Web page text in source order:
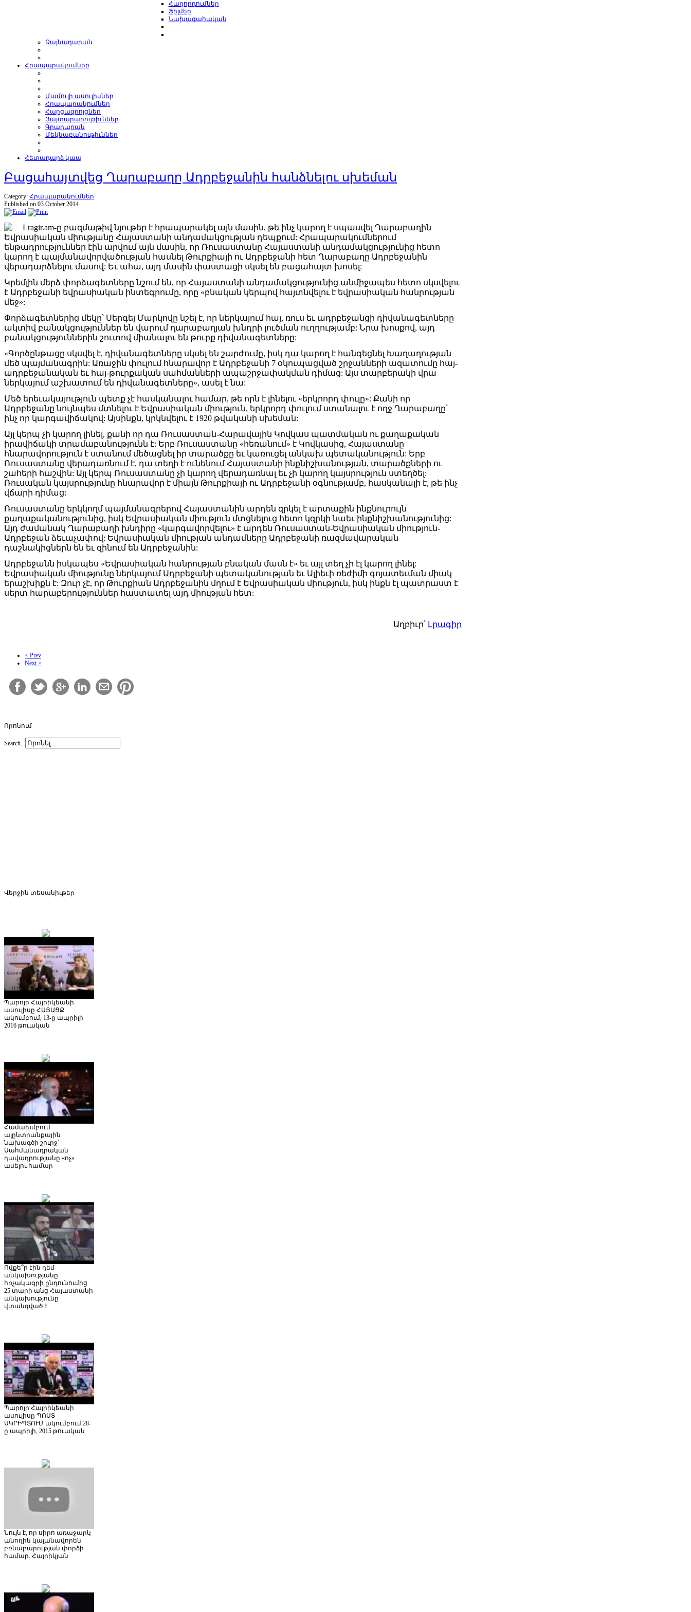
Հաղորդումներ
Ֆիլմեր
Նախագահական
Ձայնադարան
Հրապարակումներ
Մամուլի ասուլիսներ
Հրապարակումներ
Հարցազրոյցներ
Յայտարարութիւններ
Գրադարան
Մեկնաբանութիւններ
Հետադարձ կապ
Բացահայտվեց Ղարաբաղը Ադրբեջանին հանձնելու սխեման
Category: Հրապարակումներ
Published on 03 October 2014
Lragir.am-ը բազմաթիվ նյութեր է հրապարակել այն մասին, թե ինչ կարող է սպասվել Ղարաբաղին
Եվրասիական միությանը Հայաստանի անդամակցության դեպքում: Հրապարակումներում
ենթադրություններ էին արվում այն մասին, որ Ռուսաստանը Հայաստանի անդամակցությունից հետո
կարող է պայմանավորվածության հասնել Թուրքիայի ու Ադրբեջանի հետ Ղարաբաղը Ադրբեջանին
վերադարձնելու մասով: Եւ ահա, այդ մասին փաստացի սկսել են բացահայտ խոսել:
Կրեմլին մերձ փորձագետները նշում են, որ Հայաստանի անդամակցությունից անմիջապես հետո սկսվելու
է Ադրբեջանի եվրասիական ինտեգրումը, որը «բնական կերպով հայտնվելու է եվրասիական հանրության
մեջ»:
Փորձագետներից մեկը՝ Սերգեյ Մարկովը նշել է, որ ներկայում հայ, ռուս եւ ադրբեջանցի դիվանագետները
ակտիվ բանակցություններ են վարում ղարաբաղյան խնդրի լուծման ուղղությամբ: Նրա խոսքով, այդ
բանակցություններին շուտով միանալու են թուրք դիվանագետները:
«Գործընթացը սկսվել է, դիվանագետները սկսել են շարժումը, իսկ դա կարող է հանգեցնել Խաղաղության
մեծ պայմանագրին: Առաջին փուլում հնարավոր է Ադրբեջանի 7 օկուպացված շրջանների ազատումը հայ-
ադրբեջանական եւ հայ-թուրքական սահմանների ապաշրջափակման դիմաց: Այս տարբերակի վրա
ներկայում աշխատում են դիվանագետները», ասել է նա:
Մեծ երեւակայություն պետք չէ հասկանալու համար, թե որն է լինելու «երկրորդ փուլը»: Քանի որ
Ադրբեջանը նույնպես մտնելու է Եվրասիական միություն, երկրորդ փուլում ստանալու է ողջ Ղարաբաղը՝
ինչ որ կարգավիճակով: Այսինքն, կրկնվելու է 1920 թվականի սխեման:
Այլ կերպ չի կարող լինել, քանի որ դա Ռուսաստան-Հարավային Կովկաս պատմական ու քաղաքական
իրավիճակի տրամաբանությունն է: Երբ Ռուսաստանը «հեռանում» է Կովկասից, Հայաստանը
հնարավորություն է ստանում մեծացնել իր տարածքը եւ կառուցել անկախ պետականություն: Երբ
Ռուսաստանը վերադառնում է, դա տեղի է ունենում Հայաստանի ինքնիշխանության, տարածքների ու
շահերի հաշվին: Այլ կերպ Ռուսաստանը չի կարող վերադառնալ եւ չի կարող կայսրություն ստեղծել:
Ռուսական կայսրությունը հնարավոր է միայն Թուրքիայի ու Ադրբեջանի օգնությամբ, հասկանալի է, թե ինչ
վճարի դիմաց:
Ռուսաստանը երկկողմ պայմանագրերով Հայաստանին արդեն զրկել է արտաքին ինքնուրույն
քաղաքականությունից, իսկ Եվրասիական միություն մտցնելուց հետո կզրկի նաեւ ինքնիշխանությունից:
Այդ ժամանակ Ղարաբաղի խնդիրը «կարգավորվելու» է արդեն Ռուսաստան-Եվրասիական միություն-
Ադրբեջան ձեւաչափով: Եվրասիական միության անդամները Ադրբեջանի ռազմավարական
դաշնակիցներն են եւ զինում են Ադրբեջանին:
Ադրբեջանն իսկապես «Եվրասիական հանրության բնական մասն է» եւ այլ տեղ չի էլ կարող լինել:
Եվրասիական միությունը ներկայում Ադրբեջանի պետականության եւ Ալիեւի ռեժիմի գոյատեւման միակ
երաշխիքն է: Զուր չէ, որ Թուրքիան Ադրբեջանին մղում է Եվրասիական միություն, իսկ ինքն էլ պատրաստ է
սերտ հարաբերություններ հաստատել այդ միության հետ:
Աղբիւր՝ Լրագիր
< Prev
Next >
Որոնում
Search...
Վերջին տեսանիւթեր
Պարոյր Հայրիկեանի
ասուլիսը ՀԱՅԱՑՔ
ակումբում, 13-ը ապրիլի
2016 թուական
Համախմբում
ալընտրանքային
նախագծի շուրջ՝
Սահմանադրական
դավադրությանը «ոչ»
ասելու համար
Ովքե՞ր էին դեմ
անկախությանը.
հռչակագրի ընդունումից
25 տարի անց Հայաստանի
անկախությունը
վտանգված է
Պարոյր Հայրիկեանի
ասուլիսը ՊՈՍՏ
ՍԿՐԻՊՏՈՒՄ ակումբում 28-
ը ապրիլի, 2015 թուական
Նույն է, որ սիրո առաջարկ
անողին կալանավորեն
բռնաբարության փորձի
համար. Հայրիկյան